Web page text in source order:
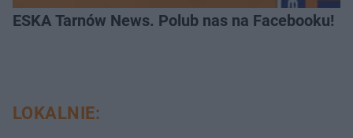
ESKA Tarnów News. Polub nas na Facebooku!
LOKALNIE: